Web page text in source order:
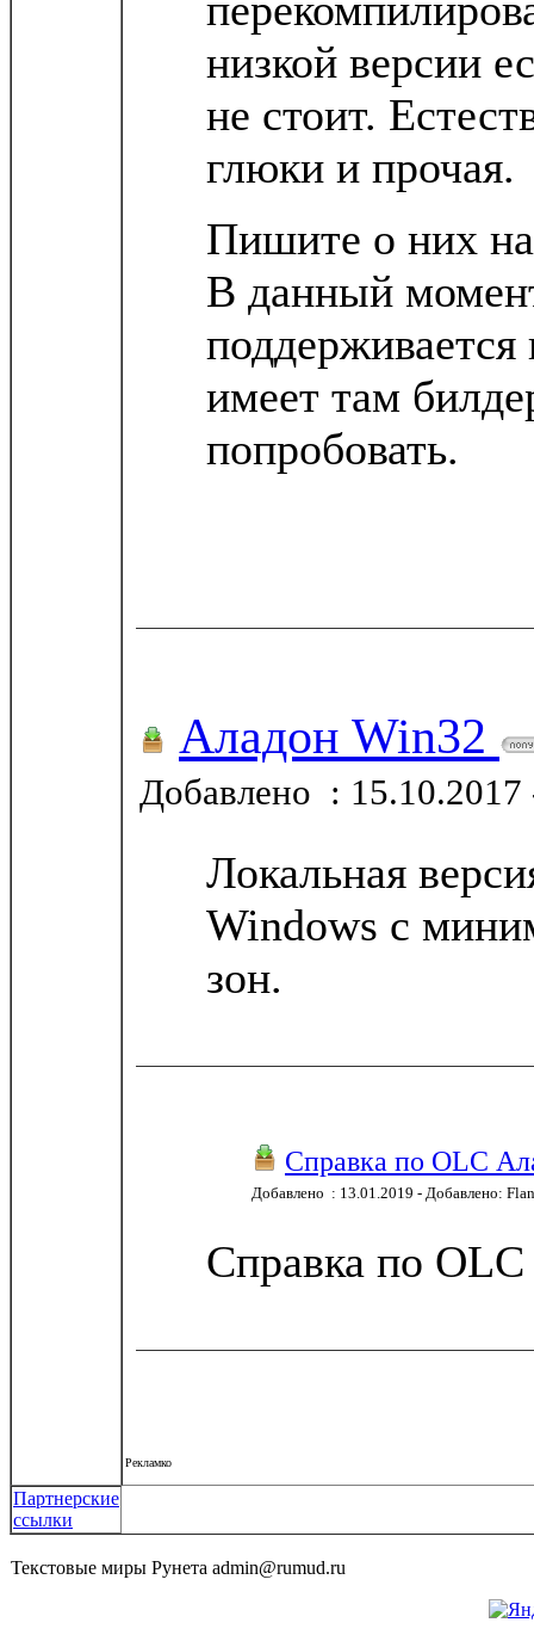
низкой версии
не стоит.
глюки и прочая.
Пишите о них
В данный
поддерживается
имеет там
попробовать.
Аладон Win32
Добавлено : 15.10.2017
Локальная
Windows с
зон.
Справка по OLC
Добавлено : 13.01.2019 - Добавлено:
Справка по
Рекламко
Партнерские
ссылки
Текстовые миры Рунета admin@rumud.ru